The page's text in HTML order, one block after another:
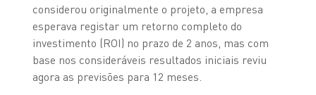
considerou originalmente o projeto, a empresa
esperava registar um retorno completo do
investimento (ROI) no prazo de 2 anos, mas com
base nos consideráveis resultados iniciais reviu
agora as previsões para 12 meses.